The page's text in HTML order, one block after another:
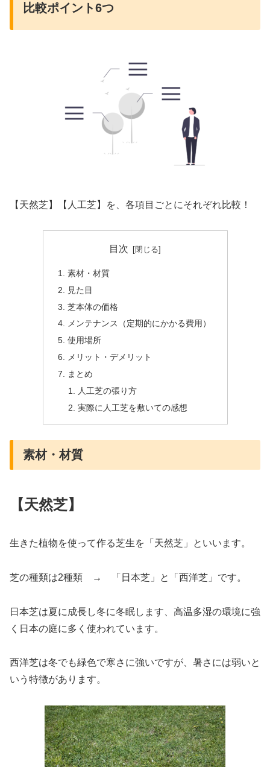
比較ポイント6つ
【天然芝】【人工芝】を、各項目ごとにそれぞれ比較！
目次
素材・材質
見た目
芝本体の価格
メンテナンス（定期的にかかる費用）
使用場所
メリット・デメリット
まとめ
人工芝の張り方
実際に人工芝を敷いての感想
素材・材質
【天然芝】
生きた植物を使って作る芝生を「天然芝」といいます。
芝の種類は2種類 → 「日本芝」と「西洋芝」です。
日本芝は夏に成長し冬に冬眠します、高温多湿の環境に強
く日本の庭に多く使われています。
西洋芝は冬でも緑色で寒さに強いですが、暑さには弱いと
いう特徴があります。